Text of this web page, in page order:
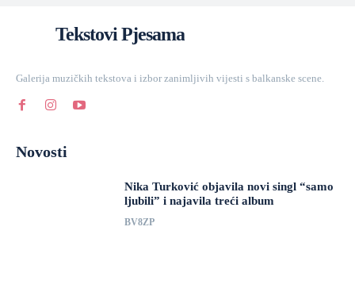
Tekstovi Pjesama
Galerija muzičkih tekstova i izbor zanimljivih vijesti s balkanske scene.
Novosti
Nika Turković objavila novi singl “samo
ljubili” i najavila treći album
BV8ZP